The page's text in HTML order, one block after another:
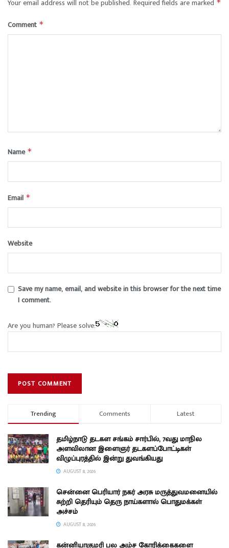
Your email address will not be published. Required fields are marked *
Comment *
Name *
Email *
Website
Save my name, email, and website in this browser for the next time
I comment.
Are you human? Please solve:
Trending Comments Latest
தமிழ்நாடு தடகள சங்கம் சார்பில், 7வது மாநில
அளவிலான இளைஞர் தடகளப்போட்டிகள்
விழுப்புரத்தில் இன்று துவங்கியது
AUGUST 8, 2026
சென்னை பெரியார் நகர் அரசு மருத்துவமனையில்
சுற்றி தெரியும் தெரு நாய்களால் பொதுமக்கள்
அச்சம்
AUGUST 8, 2026
கன்னியாகுமரி பல அம்ச கோரிக்கைகளை